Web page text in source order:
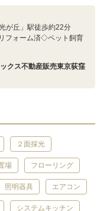
が丘」駅徒歩約22分
フォーム済◇ペット飼育
クス不動産販売東京荻窪
２面採光
場 フローリング
照明器具 エアコン
システムキッチン